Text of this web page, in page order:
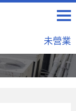
未營業